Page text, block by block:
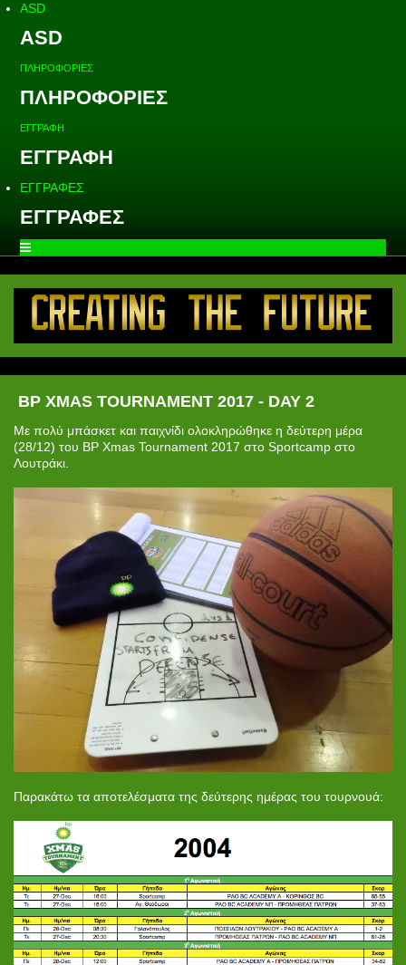
ASD
ASD
ΠΛΗΡΟΦΟΡΙΕΣ
ΠΛΗΡΟΦΟΡΙΕΣ
ΕΓΓΡΑΦΗ
ΕΓΓΡΑΦΗ
ΕΓΓΡΑΦΕΣ
ΕΓΓΡΑΦΕΣ
BP XMAS TOURNAMENT 2017 - DAY 2
Με πολύ μπάσκετ και παιχνίδι ολοκληρώθηκε η δεύτερη μέρα
(28/12) του BP Xmas Tournament 2017 στο Sportcamp στο
Λουτράκι.
Παρακάτω τα αποτελέσματα της δεύτερης ημέρας του τουρνουά: